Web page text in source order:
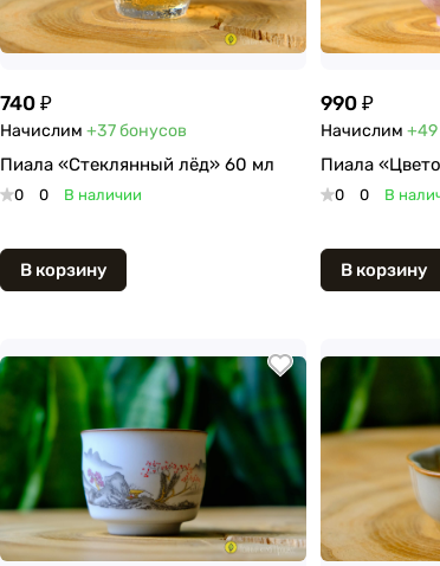
740 ₽
Начислим +37бонусов
Пиала «Стеклянный лёд» 60 мл
0 0 В наличии
В корзину
990 ₽
Начислим +49
Пиала
0 0 В
В корзину